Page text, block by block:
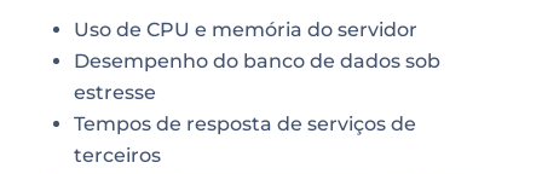
Uso de CPU e memória do servidor
Desempenho do banco de dados sob
estresse
Tempos de resposta de serviços de
terceiros